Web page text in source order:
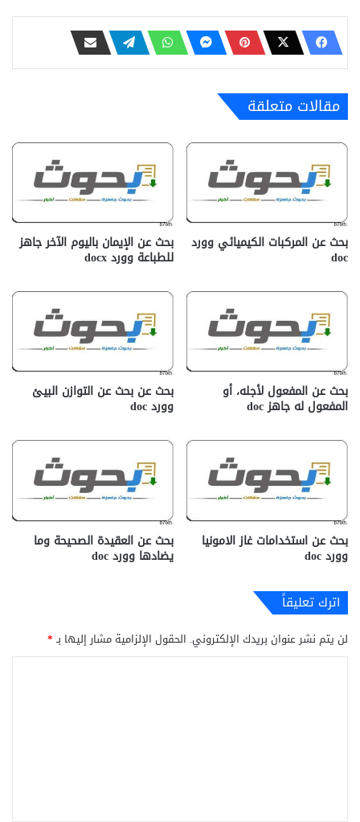
مقالات متعلقة
بحث عن المركبات الكيميائي وورد
doc
بحث عن الإيمان باليوم الآخر جاهز
للطباعة وورد docx‎
بحث عن المفعول لأجله، أو
المفعول له جاهز doc‎
بحث عن بحث عن التوازن البيئ
وورد doc
بحث عن استخدامات غاز الامونيا
وورد doc
بحث عن العقيدة الصحيحة وما
يضادها وورد doc
اترك تعليقاً
لن يتم نشر عنوان بريدك الإلكتروني. الحقول الإلزامية مشار إليها بـ*